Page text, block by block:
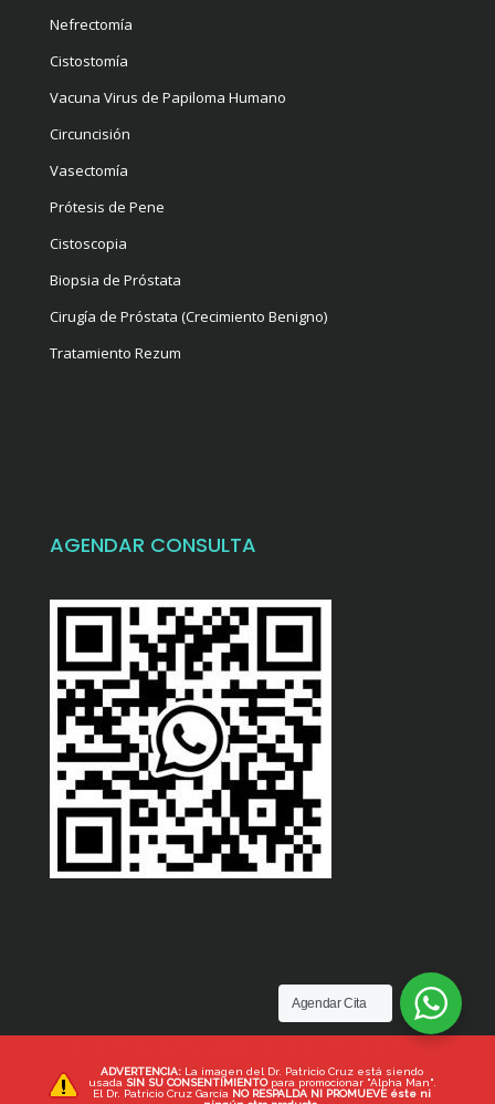
Nefrectomía
Cistostomía
Vacuna Virus de Papiloma Humano
Circuncisión
Vasectomía
Prótesis de Pene
Cistoscopia
Biopsia de Próstata
Cirugía de Próstata (Crecimiento Benigno)
Tratamiento Rezum
AGENDAR CONSULTA
Reservados
ADVERTENCIA: La imagen del Dr. Patricio Cruz está siendo
usada SIN SU CONSENTIMIENTOpara promocionar "Alpha Man".
El Dr. Patricio Cruz García NO RESPALDA NI PROMUEVE éste ni
Agendar Cita